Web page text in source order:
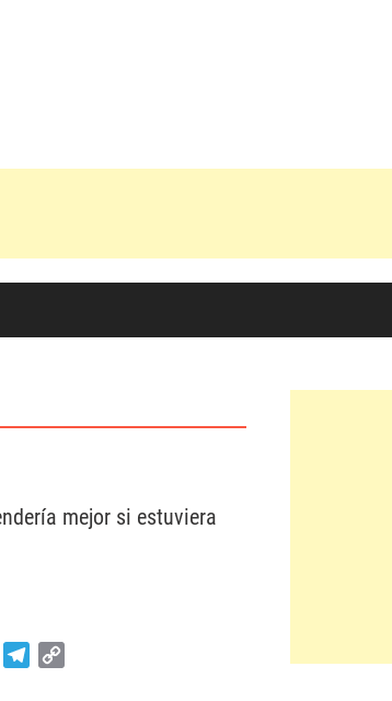
mejor si estuviera
WhatsAppTelegram